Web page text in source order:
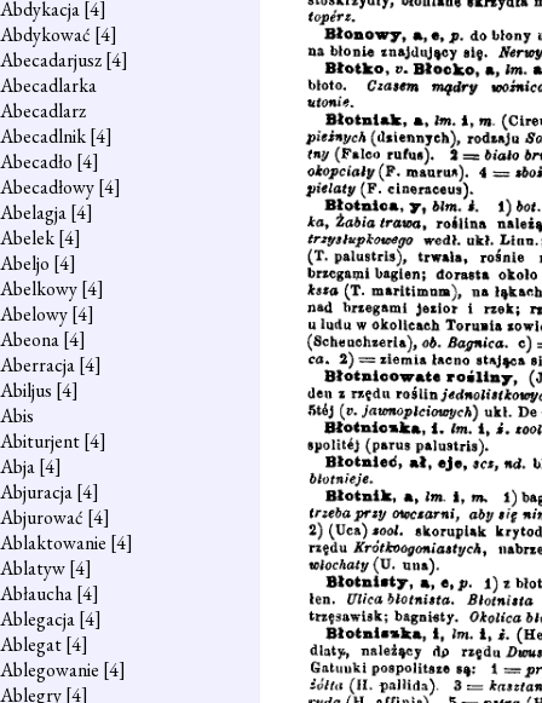
Abdykacja[4]
Abdykować [4]
Abecadarjusz[4]
Abecadlarka
Abecadlarz
Abecadlnik[4]
Abecadło [4]
Abecadłowy[4]
Abelagja[4]
Abelek[4]
Abeljo [4]
Abelkowy[4]
Abelowy[4]
Abeona[4]
Aberracja[4]
Abiljus [4]
Abis
Abiturjent[4]
Abja[4]
Abjuracja[4]
Abjurować [4]
Ablaktowanie [4]
Ablatyw[4]
Abłaucha[4]
Ablegacja[4]
Ablegat[4]
Ablegowanie [4]
Ablegry[4]